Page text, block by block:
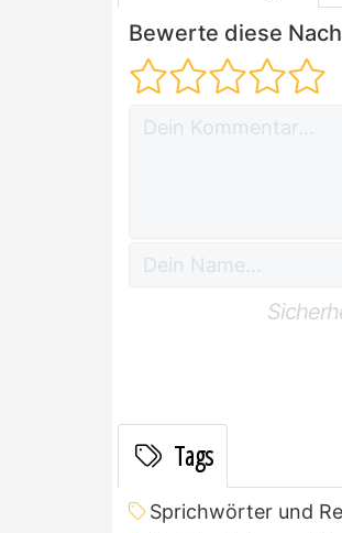
Bewerte diese
Tags
Sprichwörter und